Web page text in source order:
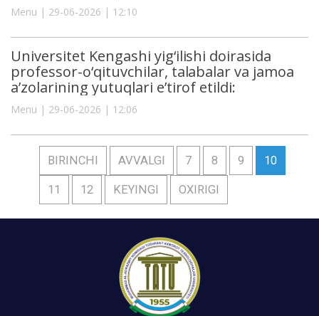
Menu | 29-06-2026 | 12:10
Universitet Kengashi yig‘ilishi doirasida
professor-o‘qituvchilar, talabalar va jamoa
a’zolarining yutuqlari e’tirof etildi:
Menu | 29-06-2026 | 12:06
BIRINCHI AVVALGI 7 8 9 10
11 12 KEYINGI OXIRIGI